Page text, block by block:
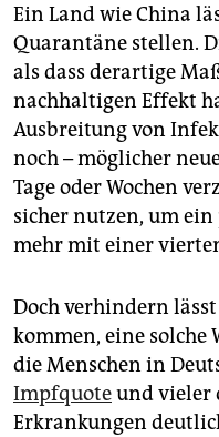
Ein Land wie China
Quarantäne stellen.
als dass derartige
nachhaltigen Effekt
Ausbreitung von
noch – möglicher
Tage oder Wochen
sicher nutzen, um ein
mehr mit einer
Doch verhindern
kommen, eine solche
die Menschen in
Impfquoteund vieler
Erkrankungen